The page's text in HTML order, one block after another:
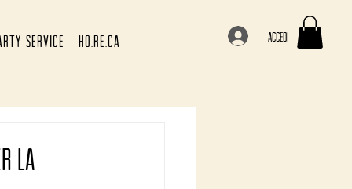
Accedi
SERVICE
HO.RE.CA
la